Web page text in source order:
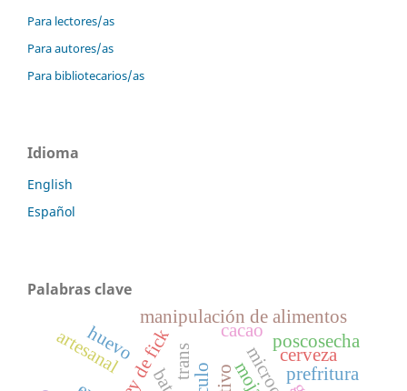
Para lectores/as
Para autores/as
Para bibliotecarios/as
Idioma
English
Español
Palabras clave
prefritura
ley de fick
manipulación de alimentos
cerveza
artesanal poscosecha
huevo trans
cacao